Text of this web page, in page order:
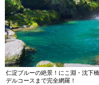
仁淀ブルーの絶景！にこ淵・沈下
デルコースまで完全網羅！